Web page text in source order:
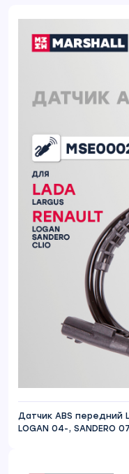
Датчик ABS передний
LOGAN 04-, SANDERO